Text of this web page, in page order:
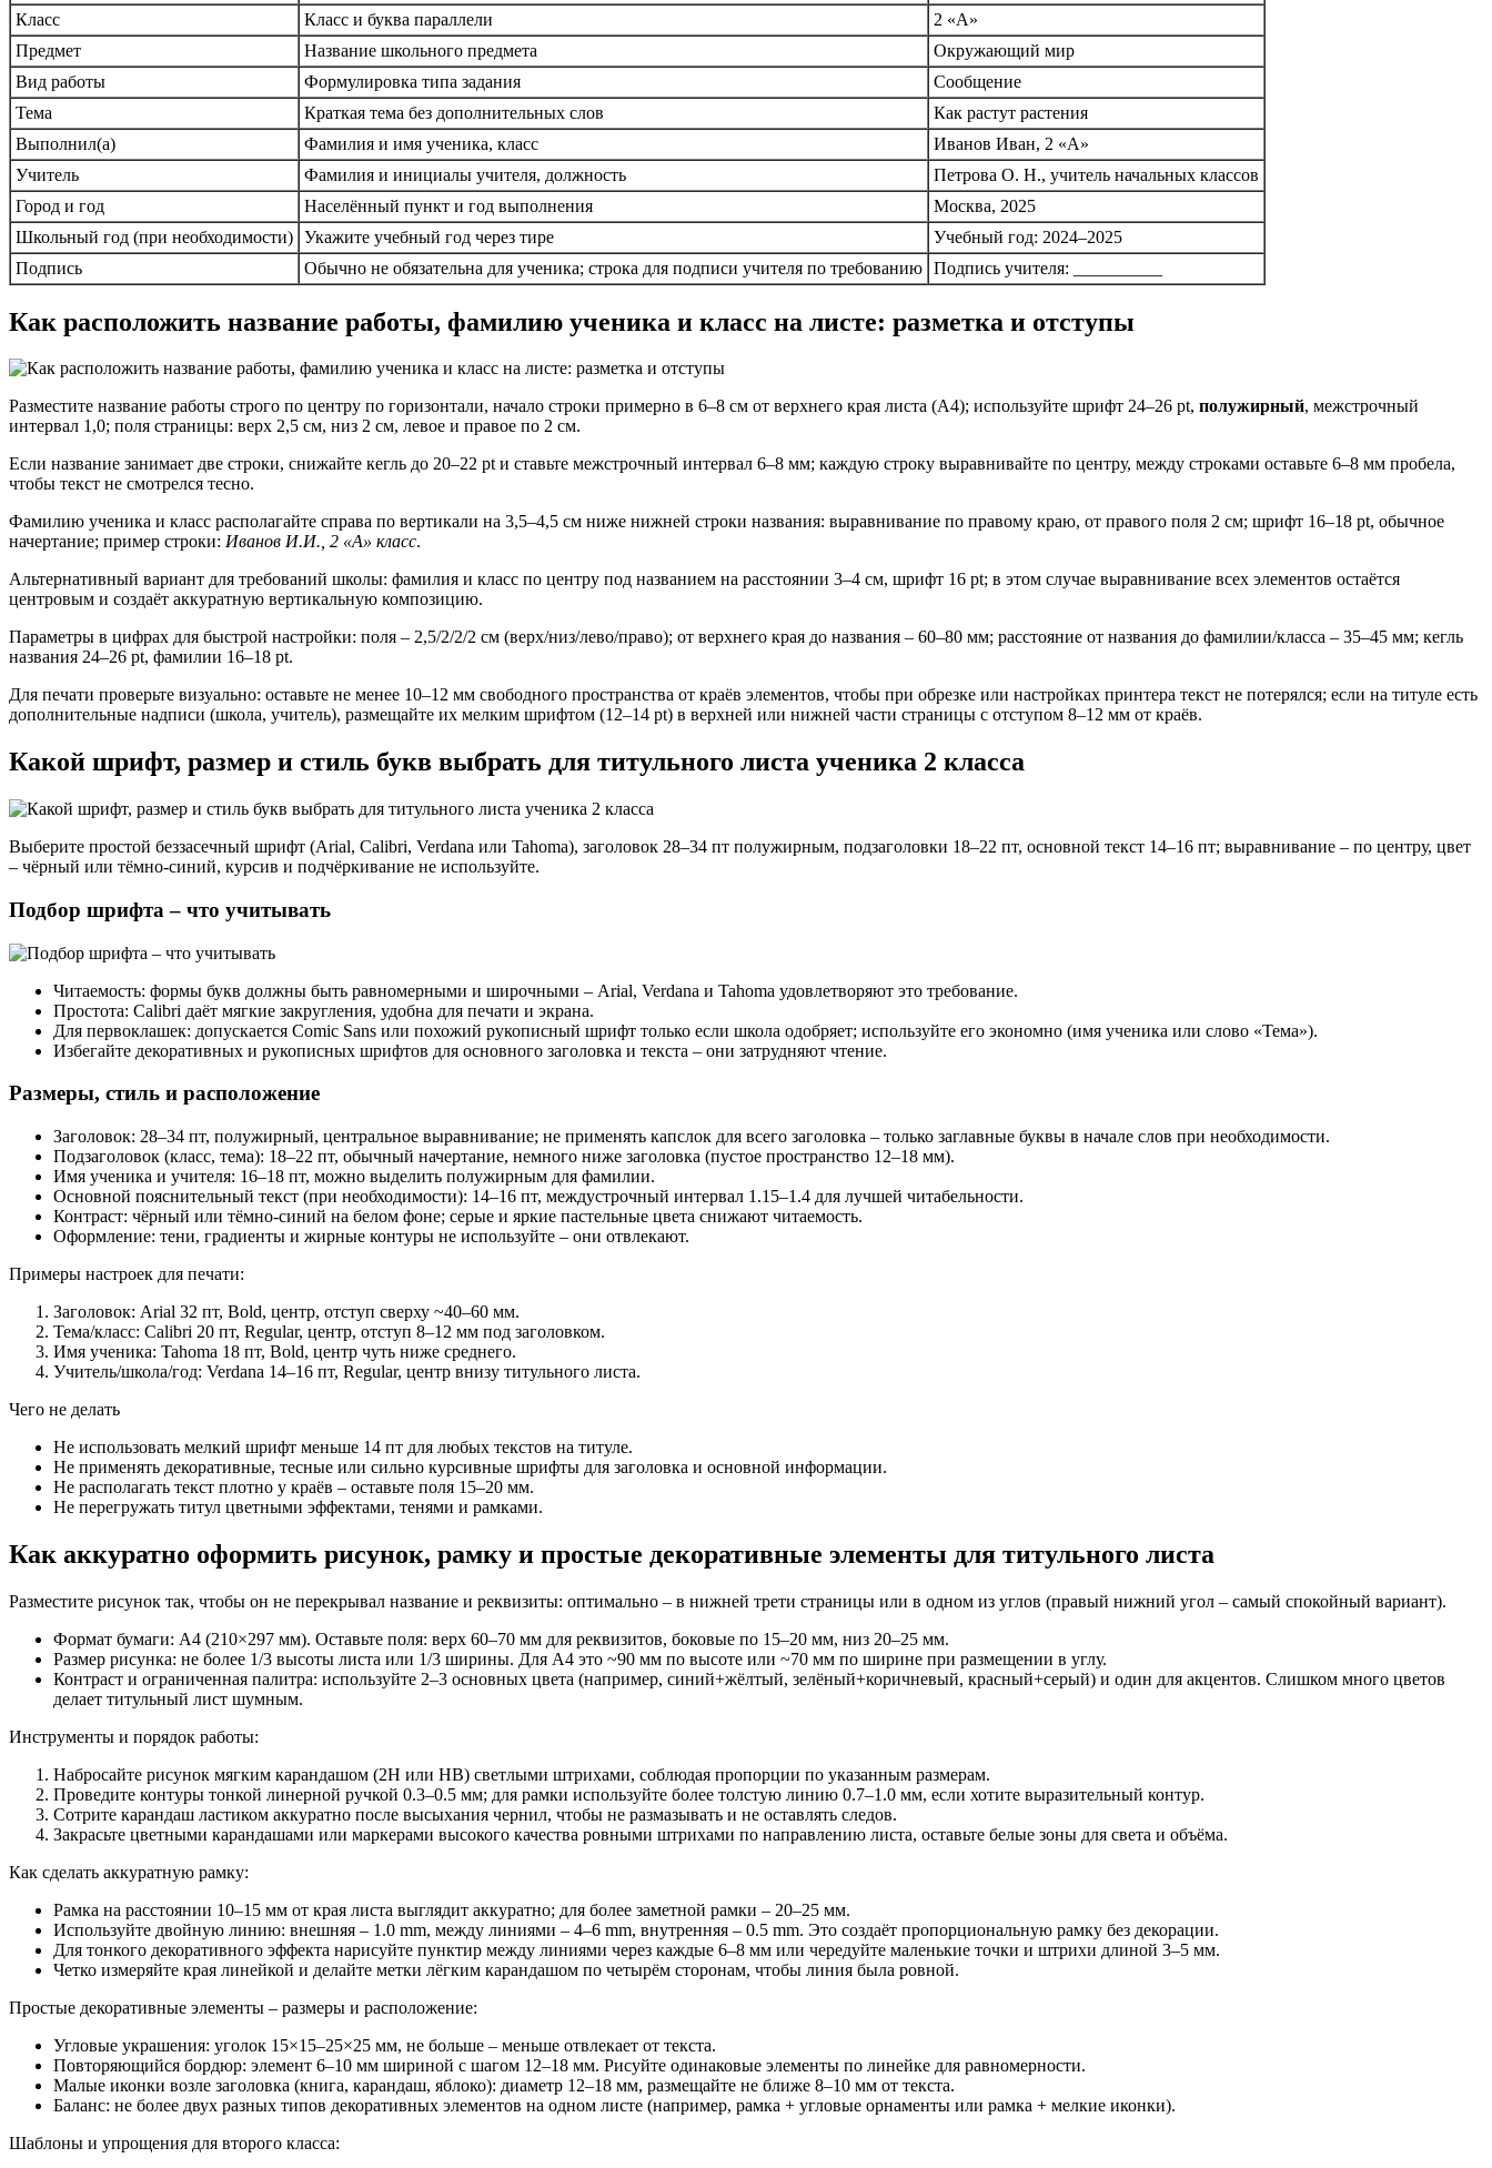
Класс
Класс и буква параллели
2 «А»
Предмет
Название школьного предмета
Окружающий мир
Вид работы
Формулировка типа задания
Сообщение
Тема
Краткая тема без дополнительных слов
Как растут растения
Выполнил(а)
Фамилия и имя ученика, класс
Иванов Иван, 2 «А»
Учитель
Фамилия и инициалы учителя, должность
Петрова О. Н., учитель начальных классов
Город и год
Населённый пункт и год выполнения
Москва, 2025
Школьный год (при необходимости) Укажите учебный год через тире
Учебный год: 2024–2025
Подпись
Обычно не обязательна для ученика; строка для подписи учителя по требованию Подпись учителя: __________
Как расположить название работы, фамилию ученика и класс на листе: разметка и отступы
Разместите название работы строго по центру по горизонтали, начало строки примерно в 6–8 см от верхнего края листа (A4); используйте шрифт 24–26 pt, полужирный, межстрочный
интервал 1,0; поля страницы: верх 2,5 см, низ 2 см, левое и правое по 2 см.
Если название занимает две строки, снижайте кегль до 20–22 pt и ставьте межстрочный интервал 6–8 мм; каждую строку выравнивайте по центру, между строками оставьте 6–8 мм пробела,
чтобы текст не смотрелся тесно.
Фамилию ученика и класс располагайте справа по вертикали на 3,5–4,5 см ниже нижней строки названия: выравнивание по правому краю, от правого поля 2 см; шрифт 16–18 pt, обычное
начертание; пример строки: Иванов И.И., 2 «А» класс.
Альтернативный вариант для требований школы: фамилия и класс по центру под названием на расстоянии 3–4 см, шрифт 16 pt; в этом случае выравнивание всех элементов остаётся
центровым и создаёт аккуратную вертикальную композицию.
Параметры в цифрах для быстрой настройки: поля – 2,5/2/2/2 см (верх/низ/лево/право); от верхнего края до названия – 60–80 мм; расстояние от названия до фамилии/класса – 35–45 мм; кегль
названия 24–26 pt, фамилии 16–18 pt.
Для печати проверьте визуально: оставьте не менее 10–12 мм свободного пространства от краёв элементов, чтобы при обрезке или настройках принтера текст не потерялся; если на титуле есть
дополнительные надписи (школа, учитель), размещайте их мелким шрифтом (12–14 pt) в верхней или нижней части страницы с отступом 8–12 мм от краёв.
Какой шрифт, размер и стиль букв выбрать для титульного листа ученика 2 класса
Выберите простой беззасечный шрифт (Arial, Calibri, Verdana или Tahoma), заголовок 28–34 пт полужирным, подзаголовки 18–22 пт, основной текст 14–16 пт; выравнивание – по центру, цвет
– чёрный или тёмно-синий, курсив и подчёркивание не используйте.
Подбор шрифта – что учитывать
Читаемость: формы букв должны быть равномерными и широчными – Arial, Verdana и Tahoma удовлетворяют это требование.
Простота: Calibri даёт мягкие закругления, удобна для печати и экрана.
Для первоклашек: допускается Comic Sans или похожий рукописный шрифт только если школа одобряет; используйте его экономно (имя ученика или слово «Тема»).
Избегайте декоративных и рукописных шрифтов для основного заголовка и текста – они затрудняют чтение.
Размеры, стиль и расположение
Заголовок: 28–34 пт, полужирный, центральное выравнивание; не применять капслок для всего заголовка – только заглавные буквы в начале слов при необходимости.
Подзаголовок (класс, тема): 18–22 пт, обычный начертание, немного ниже заголовка (пустое пространство 12–18 мм).
Имя ученика и учителя: 16–18 пт, можно выделить полужирным для фамилии.
Основной пояснительный текст (при необходимости): 14–16 пт, междустрочный интервал 1.15–1.4 для лучшей читабельности.
Контраст: чёрный или тёмно-синий на белом фоне; серые и яркие пастельные цвета снижают читаемость.
Оформление: тени, градиенты и жирные контуры не используйте – они отвлекают.
Примеры настроек для печати:
Заголовок: Arial 32 пт, Bold, центр, отступ сверху ~40–60 мм.
Тема/класс: Calibri 20 пт, Regular, центр, отступ 8–12 мм под заголовком.
Имя ученика: Tahoma 18 пт, Bold, центр чуть ниже среднего.
Учитель/школа/год: Verdana 14–16 пт, Regular, центр внизу титульного листа.
Чего не делать
Не использовать мелкий шрифт меньше 14 пт для любых текстов на титуле.
Не применять декоративные, тесные или сильно курсивные шрифты для заголовка и основной информации.
Не располагать текст плотно у краёв – оставьте поля 15–20 мм.
Не перегружать титул цветными эффектами, тенями и рамками.
Как аккуратно оформить рисунок, рамку и простые декоративные элементы для титульного листа
Разместите рисунок так, чтобы он не перекрывал название и реквизиты: оптимально – в нижней трети страницы или в одном из углов (правый нижний угол – самый спокойный вариант).
Формат бумаги: A4 (210×297 мм). Оставьте поля: верх 60–70 мм для реквизитов, боковые по 15–20 мм, низ 20–25 мм.
Размер рисунка: не более 1/3 высоты листа или 1/3 ширины. Для A4 это ~90 мм по высоте или ~70 мм по ширине при размещении в углу.
Контраст и ограниченная палитра: используйте 2–3 основных цвета (например, синий+жёлтый, зелёный+коричневый, красный+серый) и один для акцентов. Слишком много цветов
делает титульный лист шумным.
Инструменты и порядок работы:
Набросайте рисунок мягким карандашом (2H или HB) светлыми штрихами, соблюдая пропорции по указанным размерам.
Проведите контуры тонкой линерной ручкой 0.3–0.5 мм; для рамки используйте более толстую линию 0.7–1.0 мм, если хотите выразительный контур.
Сотрите карандаш ластиком аккуратно после высыхания чернил, чтобы не размазывать и не оставлять следов.
Закрасьте цветными карандашами или маркерами высокого качества ровными штрихами по направлению листа, оставьте белые зоны для света и объёма.
Как сделать аккуратную рамку:
Рамка на расстоянии 10–15 мм от края листа выглядит аккуратно; для более заметной рамки – 20–25 мм.
Используйте двойную линию: внешняя – 1.0 mm, между линиями – 4–6 mm, внутренняя – 0.5 mm. Это создаёт пропорциональную рамку без декорации.
Для тонкого декоративного эффекта нарисуйте пунктир между линиями через каждые 6–8 мм или чередуйте маленькие точки и штрихи длиной 3–5 мм.
Четко измеряйте края линейкой и делайте метки лёгким карандашом по четырём сторонам, чтобы линия была ровной.
Простые декоративные элементы – размеры и расположение:
Угловые украшения: уголок 15×15–25×25 мм, не больше – меньше отвлекает от текста.
Повторяющийся бордюр: элемент 6–10 мм шириной с шагом 12–18 мм. Рисуйте одинаковые элементы по линейке для равномерности.
Малые иконки возле заголовка (книга, карандаш, яблоко): диаметр 12–18 мм, размещайте не ближе 8–10 мм от текста.
Баланс: не более двух разных типов декоративных элементов на одном листе (например, рамка + угловые орнаменты или рамка + мелкие иконки).
Шаблоны и упрощения для второго класса: